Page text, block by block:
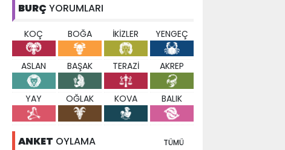
BURÇ YORUMLARI
KOÇ BOĞA İKİZLER YENGEÇ
ASLAN BAŞAK TERAZİ AKREP
YAY OĞLAK KOVA BALIK
ANKET OYLAMA TÜMÜ